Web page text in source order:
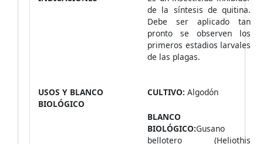
de la síntesis de quitina.
Debe ser aplicado tan
pronto se observen los
primeros estadios larvales
de las plagas.
USOS Y BLANCO
BIOLÓGICO
CULTIVO: Algodón
BLANCO
BIOLÓGICO:Gusano
bellotero (Heliothis